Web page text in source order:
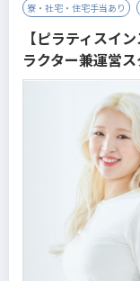
寮・社宅・住宅手当あり
【ピラティスイ
ラクター兼運営ス